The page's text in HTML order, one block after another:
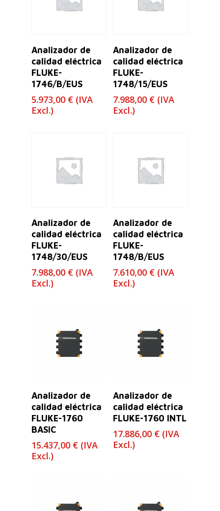
Leer Más
Analizador de
calidad eléctrica
FLUKE-
1746/B/EUS
5.973,00 € (IVA
Excl.)
Leer Más
Analizador de
calidad eléctrica
FLUKE-
1748/15/EUS
7.988,00 € (IVA
Excl.)
Leer Más
Analizador de
calidad eléctrica
FLUKE-
1748/30/EUS
7.988,00 € (IVA
Excl.)
Leer Más
Analizador de
calidad eléctrica
FLUKE-
1748/B/EUS
7.610,00 € (IVA
Excl.)
Analizador de
calidad eléctrica
FLUKE-1760
BASIC
15.437,00 € (IVA
Excl.)
Analizador de
calidad eléctrica
FLUKE-1760 INTL
17.886,00 € (IVA
Excl.)